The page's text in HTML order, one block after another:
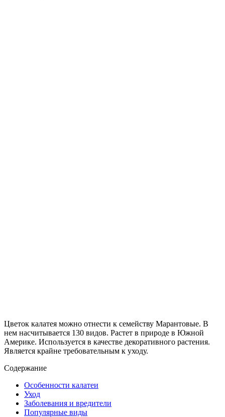
Цветок калатея можно отнести к семейству Марантовые. В
нем насчитывается 130 видов. Растет в природе в Южной
Америке. Используется в качестве декоративного растения.
Является крайне требовательным к уходу.
Содержание
Особенности калатеи
Уход
Заболевания и вредители
Популярные виды